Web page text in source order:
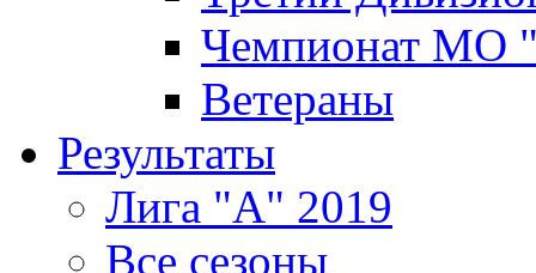
Чемпионат МО
Ветераны
Результаты
Лига "А" 2019
Все сезоны